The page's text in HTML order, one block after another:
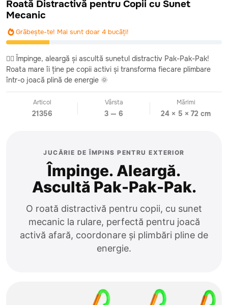
Roată Distractivă pentru Copii cu Sunet
Mecanic
Grăbește-te! Mai sunt doar 4 bucăți!
🚶‍♂️ Împinge, aleargă și ascultă sunetul distractiv Pak-Pak-Pak!
Roata mare îi ține pe copii activi și transforma fiecare plimbare
într-o joacă plină de energie 🌞
Articol
21356
Vârsta
3 — 6
Mărimi
24 × 5 × 72 cm
JUCĂRIE DE ÎMPINS PENTRU EXTERIOR
Împinge. Aleargă.
Ascultă Pak-Pak-Pak.
O roată distractivă pentru copii, cu sunet
mecanic la rulare, perfectă pentru joacă
activă afară, coordonare și plimbări pline de
energie.